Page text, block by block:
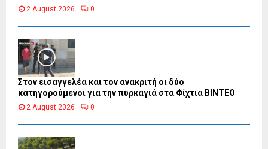
2 August 2026 0
Στον εισαγγελέα και τον ανακριτή οι δύο
κατηγορούμενοι για την πυρκαγιά στα Φίχτια ΒΙΝΤΕΟ
2 August 2026 0